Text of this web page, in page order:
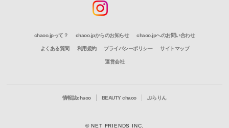
chaoo.jpって？ chaoo.jpからのお知らせ chaoo.jpへのお問い合わせ
よくある質問 利用規約 プライバシーポリシー サイトマップ
運営会社
情報誌chaoo BEAUTY chaoo ぶらりん
© NET FRIENDS INC.